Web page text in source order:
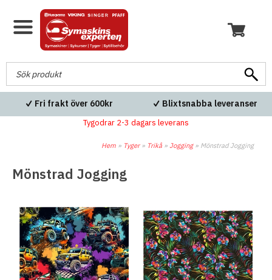
Fri retur vid garantiärenden Tel nr 031 22 41 98
Tygodrar 2-3 dagars leverans
Hem » Tyger» Trikå » Jogging» Mönstrad Jogging
Mönstrad Jogging